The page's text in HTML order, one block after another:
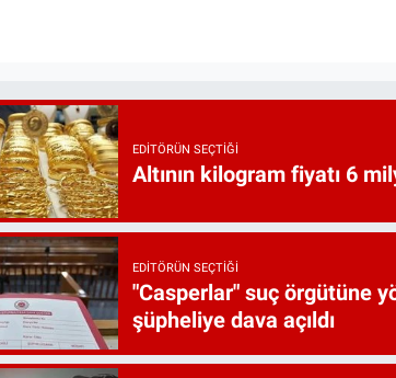
EDITÖRÜN SEÇTIĞI
Altının kilogram fiyatı 6
EDITÖRÜN SEÇTIĞI
"Casperlar" suç örgütüne
şüpheliye dava açıldı